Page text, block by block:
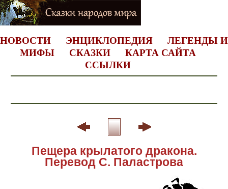
НОВОСТИ ЭНЦИКЛОПЕДИЯ
ЛЕГЕНДЫ И
МИФЫ
СКАЗКИ
КАРТА САЙТА
ССЫЛКИ
Пещера крылатого дракона.
Перевод С. Паластрова